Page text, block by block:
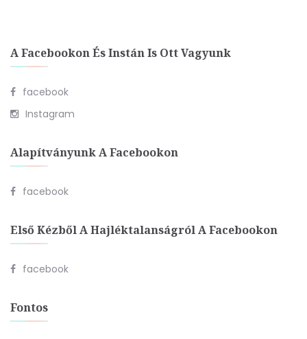
A Facebookon És Instán Is Ott Vagyunk
facebook
Instagram
Alapítványunk A Facebookon
facebook
Első Kézből A Hajléktalanságról A Facebookon
facebook
Fontos